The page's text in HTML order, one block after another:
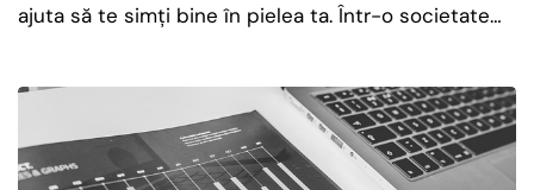
ajuta să te simți bine în pielea ta. Într-o societate…